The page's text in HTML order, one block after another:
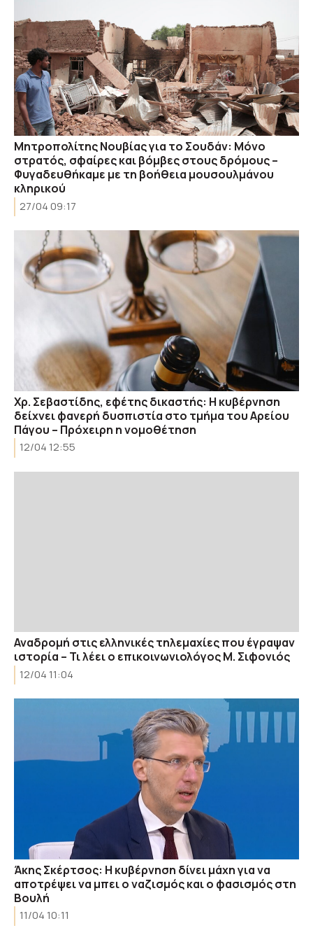
Μητροπολίτης Νουβίας για το Σουδάν: Μόνο
στρατός, σφαίρες και βόμβες στους δρόμους –
Φυγαδευθήκαμε με τη βοήθεια μουσουλμάνου
κληρικού
27/04 09:17
Χρ. Σεβαστίδης, εφέτης δικαστής: Η κυβέρνηση
δείχνει φανερή δυσπιστία στο τμήμα του Αρείου
Πάγου – Πρόχειρη η νομοθέτηση
12/04 12:55
Αναδρομή στις ελληνικές τηλεμαχίες που έγραψαν
ιστορία – Τι λέει ο επικοινωνιολόγος Μ. Σιφονιός
12/04 11:04
Άκης Σκέρτσος: H κυβέρνηση δίνει μάχη για να
αποτρέψει να μπει ο ναζισμός και ο φασισμός στη
Βουλή
11/04 10:11